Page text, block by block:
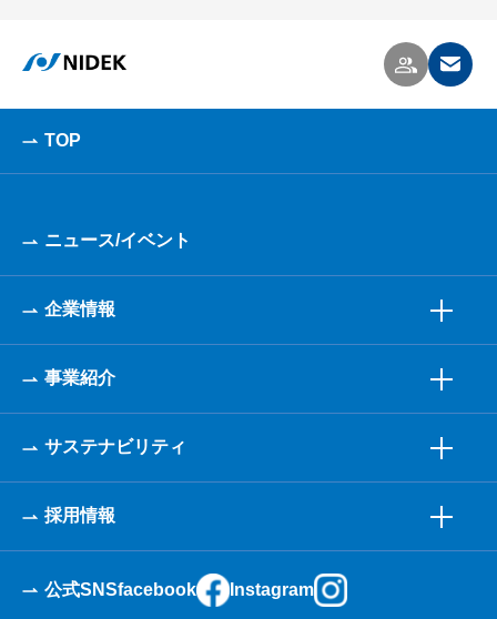
TOP
ニュース/イベント
企業情報
事業紹介
サステナビリティ
採用情報
公式SNSfacebook Instagram